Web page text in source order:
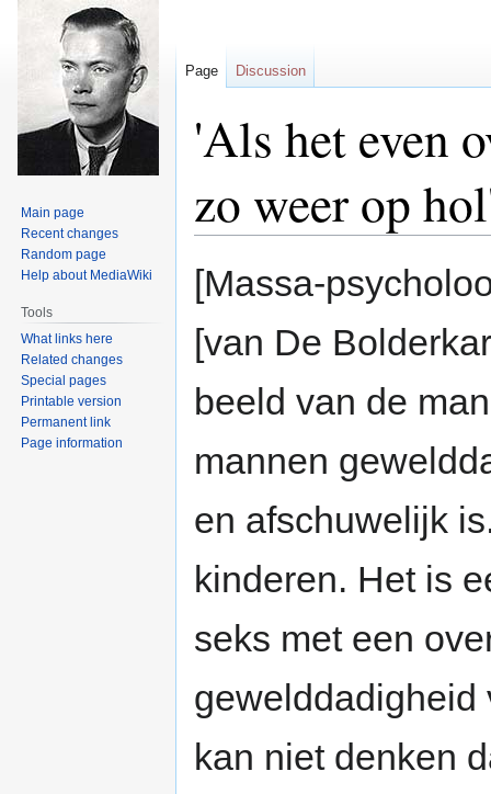
'Als het even
zo weer op
Jump
Jump
[Massa-
[van De
beeld van de
mannen
en afschuwelijk
kinderen. Het is
seks met een
gewelddadigheid
kan niet denken
Page Discussion
Main page
Recent changes
Random page
Help about MediaWiki
Tools
What links here
Related changes
Special pages
Printable version
Permanent link
Page information